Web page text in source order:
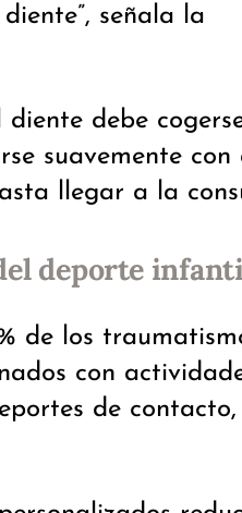
señala la
debe
suavemente con
llegar a la
deporte
de los
con
de contacto,